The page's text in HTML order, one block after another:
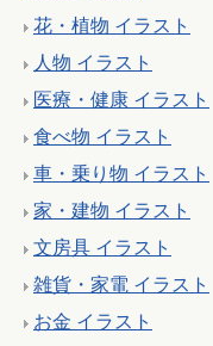
花・植物 イラスト
人物 イラスト
医療・健康 イラスト
食べ物 イラスト
車・乗り物 イラスト
家・建物 イラスト
文房具 イラスト
雑貨・家電 イラスト
お金 イラスト